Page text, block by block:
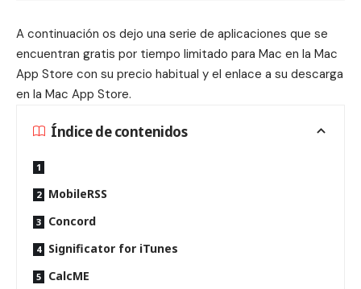
A continuación os dejo una serie de aplicaciones que se
encuentran gratis por tiempo limitado para Mac en la Mac
App Store con su precio habitual y el enlace a su descarga
en la Mac App Store.
Índice de contenidos
MobileRSS
Concord
Significator for iTunes
CalcME